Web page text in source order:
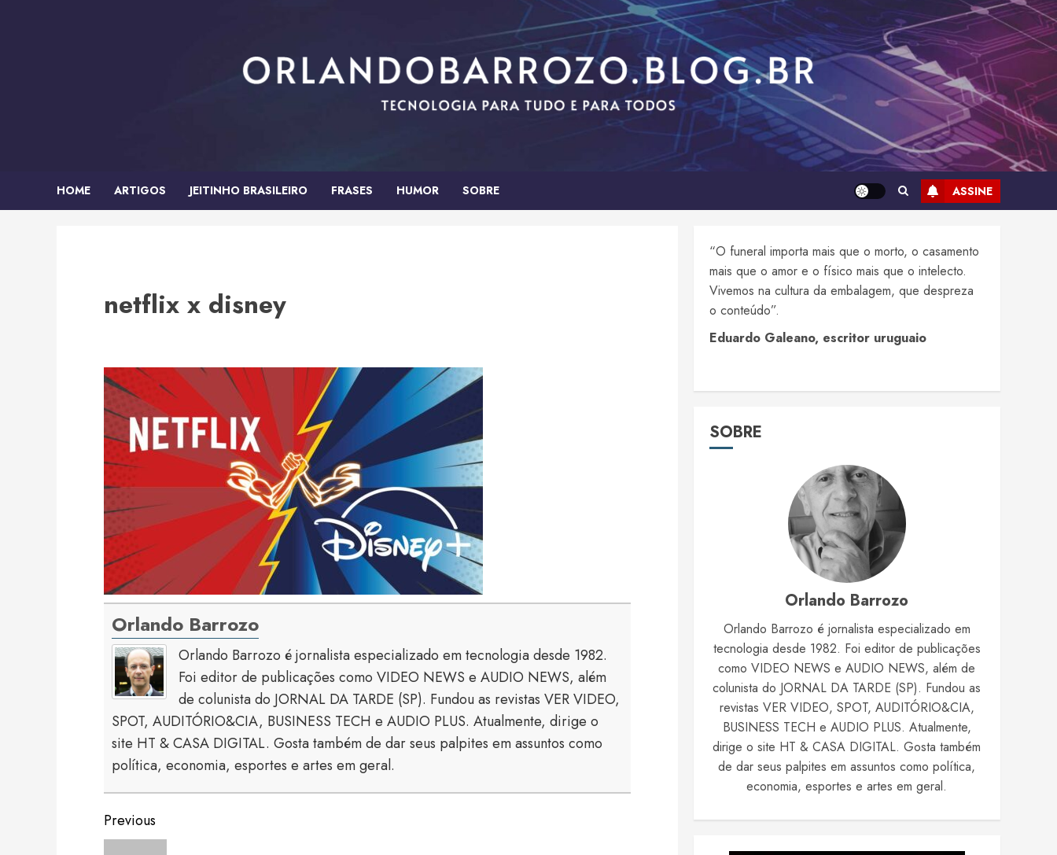
HOME ARTIGOS JEITINHO BRASILEIRO FRASES HUMOR SOBRE ASSINE
netflix x disney
Orlando Barrozo
Orlando Barrozo é jornalista especializado em tecnologia desde 1982.
Foi editor de publicações como VIDEO NEWS e AUDIO NEWS, além
de colunista do JORNAL DA TARDE (SP). Fundou as revistas VER VIDEO,
SPOT, AUDITÓRIO&CIA, BUSINESS TECH e AUDIO PLUS. Atualmente, dirige o
site HT & CASA DIGITAL. Gosta também de dar seus palpites em assuntos como
política, economia, esportes e artes em geral.
Continue
Previous
“O funeral importa mais que o morto, o casamento
mais que o amor e o físico mais que o intelecto.
Vivemos na cultura da embalagem, que despreza
o conteúdo”.
Eduardo Galeano, escritor uruguaio
SOBRE
Orlando Barrozo
Orlando Barrozo é jornalista especializado em
tecnologia desde 1982. Foi editor de publicações
como VIDEO NEWS e AUDIO NEWS, além de
colunista do JORNAL DA TARDE (SP). Fundou as
revistas VER VIDEO, SPOT, AUDITÓRIO&CIA,
BUSINESS TECH e AUDIO PLUS. Atualmente,
dirige o site HT & CASA DIGITAL. Gosta também
de dar seus palpites em assuntos como política,
economia, esportes e artes em geral.